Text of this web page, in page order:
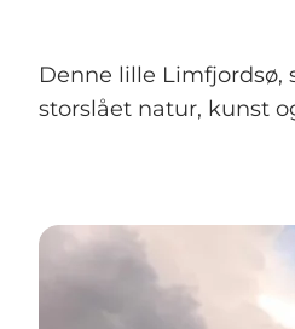
Denne lille Limfjordsø,
storslået natur, kunst